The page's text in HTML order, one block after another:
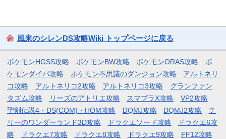
風来のシレンDS攻略Wiki トップページに戻る
ポケモンHGSS攻略 ポケモンBW攻略 ポケモンORAS攻略
ポ
ケモンダイパ攻略
ポケモン不思議のダンジョン攻略
アルトネリ
コ攻略
アルトネリコ2攻略 アルトネリコ3攻略
グランファン
タズム攻略
リーズのアトリエ攻略 スマブラX攻略
VP2攻略
聖剣伝説4・DS(COM)・HOM攻略
DQMJ攻略 DQMJ2攻略
テ
リーのワンダーランド3D攻略
ドラクエソード攻略
ドラクエ6攻
略
ドラクエ7攻略 ドラクエ8攻略 ドラクエ9攻略 FF12攻略